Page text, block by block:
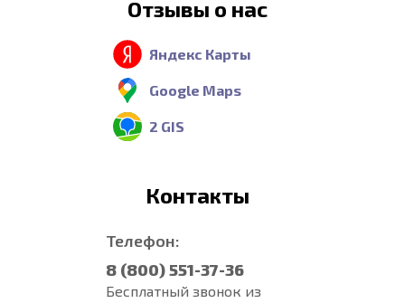
Отзывы о нас
Яндекс Карты
Google Maps
2 GIS
Контакты
Телефон:
8 (800) 551-37-36
Бесплатный звонок из